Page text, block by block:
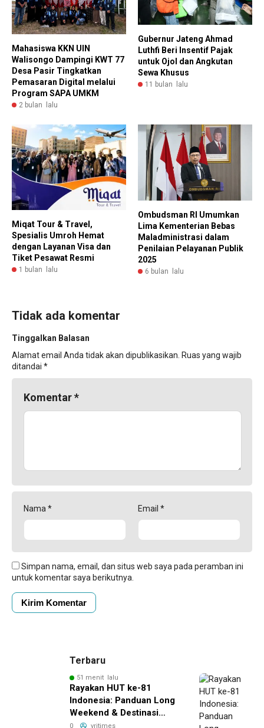
Mahasiswa KKN UIN
Walisongo Dampingi KWT 77
Desa Pasir Tingkatkan
Pemasaran Digital melalui
Program SAPA UMKM
2 bulan lalu
Gubernur Jateng Ahmad
Luthfi Beri Insentif Pajak
untuk Ojol dan Angkutan
Sewa Khusus
11 bulan lalu
Miqat Tour & Travel,
Spesialis Umroh Hemat
dengan Layanan Visa dan
Tiket Pesawat Resmi
1 bulan lalu
Ombudsman RI Umumkan
Lima Kementerian Bebas
Maladministrasi dalam
Penilaian Pelayanan Publik
2025
6 bulan lalu
Tidak ada komentar
Tinggalkan Balasan
Alamat email Anda tidak akan dipublikasikan. Ruas yang wajib
ditandai *
Komentar*
Nama * Email *
Simpan nama, email, dan situs web saya pada peramban ini
untuk komentar saya berikutnya.
Terbaru
51 menit lalu
Rayakan HUT ke-81
Indonesia: Panduan Long
Weekend & Destinasi
Pilihan
0 vritimes